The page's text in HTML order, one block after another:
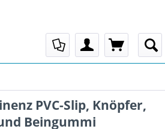
PVC-Slip, Knöpfer,
Beingummi